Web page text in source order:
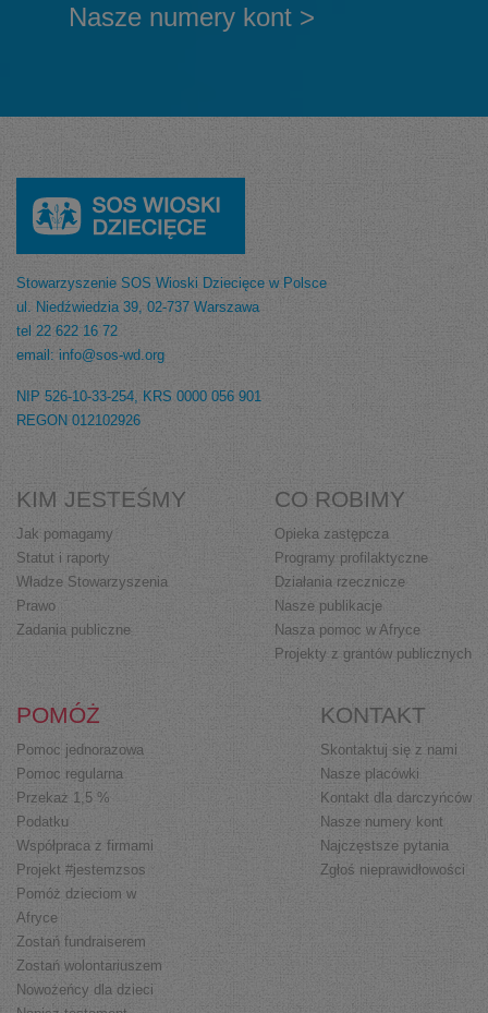
Nasze numery kont >
Stowarzyszenie SOS Wioski Dziecięce w Polsce
ul. Niedźwiedzia 39, 02-737 Warszawa
tel 22 622 16 72
email: info@sos-wd.org
NIP 526-10-33-254, KRS 0000 056 901
REGON 012102926
KIM JESTEŚMY
Jak pomagamy
Statut i raporty
Władze Stowarzyszenia
Prawo
Zadania publiczne
CO ROBIMY
Opieka zastępcza
Programy profilaktyczne
Działania rzecznicze
Nasze publikacje
Nasza pomoc w Afryce
Projekty z grantów publicznych
POMÓŻ
Pomoc jednorazowa
Pomoc regularna
Przekaż 1,5 %
Podatku
Współpraca z firmami
Projekt #jestemzsos
Pomóż dzieciom w
Afryce
Zostań fundraiserem
Zostań wolontariuszem
Nowożeńcy dla dzieci
KONTAKT
Skontaktuj się z nami
Nasze placówki
Kontakt dla darczyńców
Nasze numery kont
Najczęstsze pytania
Zgłoś nieprawidłowości